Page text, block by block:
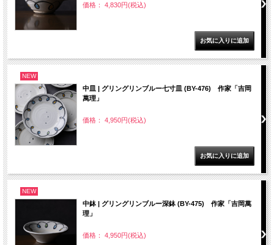
価格： 4,830円(税込)
NEW
中皿 | グリングリンブルー七寸皿 (BY-476) 作家「吉岡
萬理」
価格： 4,950円(税込)
NEW
中鉢 | グリングリンブルー深鉢 (BY-475) 作家「吉岡萬
理」
価格： 4,950円(税込)